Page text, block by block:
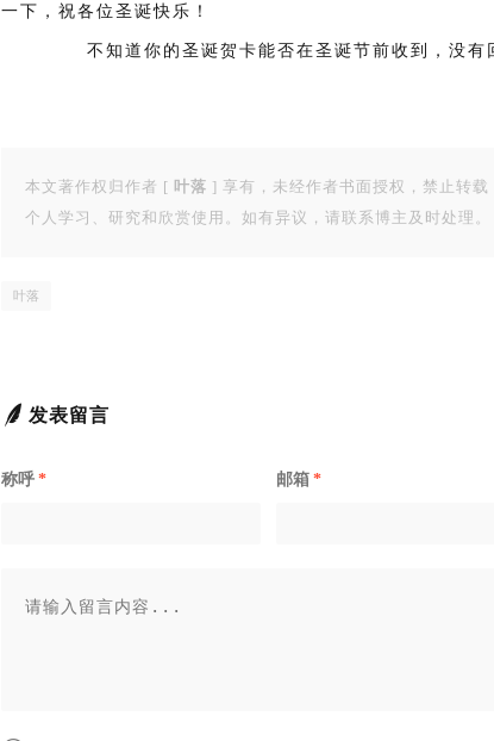
一下，祝各位圣诞快乐！
不知道你的圣诞贺卡能否在圣诞节前收到，没有回
本文著作权归作者 [ 叶落 ] 享有，未经作者书面授权，禁止转
个人学习、研究和欣赏使用。如有异议，请联系博主及时处理。
叶落
发表留言
称呼 * 邮箱 *